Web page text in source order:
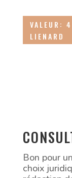
VALEUR:
LIENARD
Bon pour
choix